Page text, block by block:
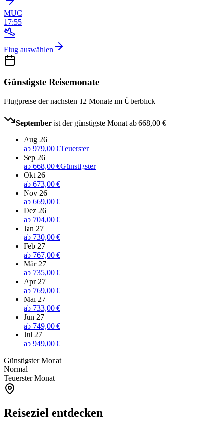
MUC
17:55
Flug auswählen
Günstigste Reisemonate
Flugpreise der nächsten 12 Monate im Überblick
September ist der günstigste Monat ab 668,00 €
Aug 26
ab 979,00 €Teuerster
Sep 26
ab 668,00 €Günstigster
Okt 26
ab 673,00 €
Nov 26
ab 669,00 €
Dez 26
ab 704,00 €
Jan 27
ab 730,00 €
Feb 27
ab 767,00 €
Mär 27
ab 735,00 €
Apr 27
ab 769,00 €
Mai 27
ab 733,00 €
Jun 27
ab 749,00 €
Jul 27
ab 949,00 €
Günstigster Monat
Normal
Teuerster Monat
Reiseziel entdecken